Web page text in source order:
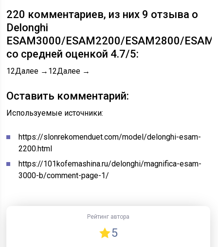
220 комментариев, из них 9 отзыва о
Delonghi
ESAM3000/ESAM2200/ESAM2800/
со средней оценкой 4.7/5:
12Далее → 12Далее →
Оставить комментарий:
Используемые источники:
https://slonrekomenduet.com/model/delonghi-esam-
2200.html
https://101kofemashina.ru/delonghi/magnifica-esam-
3000-b/comment-page-1/
Рейтинг автора
5